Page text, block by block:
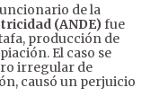
de la
(ANDE)fue
producción de
El caso se
irregular de
causó un perjuicio